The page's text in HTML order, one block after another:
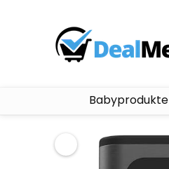
Babyprodukte